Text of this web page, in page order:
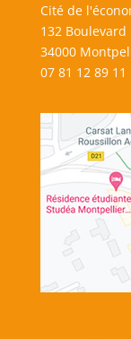
Cité de
132 Boulevard
34000
07 81 12 89 11